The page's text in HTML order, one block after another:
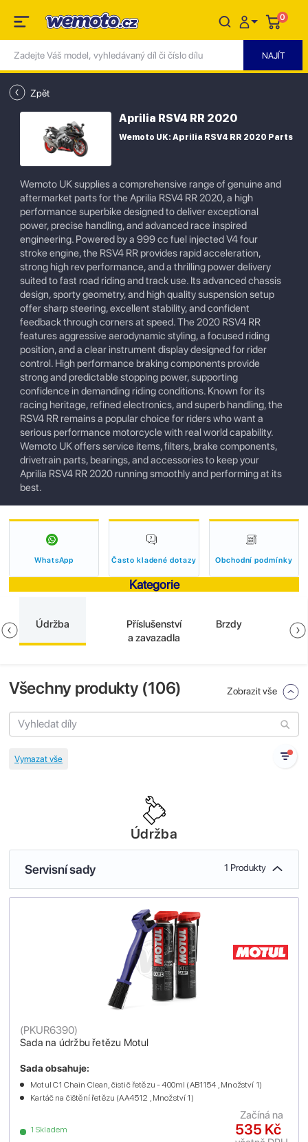
0
Zpět
Aprilia RSV4 RR 2020
Wemoto UK: Aprilia RSV4 RR 2020 Parts
Wemoto UK supplies a comprehensive range of genuine and
aftermarket parts for the Aprilia RSV4 RR 2020, a high
performance superbike designed to deliver exceptional
power, precise handling, and advanced race inspired
engineering. Powered by a 999 cc fuel injected V4 four
stroke engine, the RSV4 RR provides rapid acceleration,
strong high rev performance, and a thrilling power delivery
suited to fast road riding and track use. Its advanced chassis
design, sporty geometry, and high quality suspension setup
offer sharp steering, excellent stability, and confident
feedback through corners at speed. The 2020 RSV4 RR
features aggressive aerodynamic styling, a focused riding
position, and a clear instrument display designed for rider
control. High performance braking components provide
strong and predictable stopping power, supporting
confidence in demanding riding conditions. Known for its
racing heritage, refined electronics, and superb handling, the
RSV4 RR remains a popular choice for riders who want a
serious performance motorcycle with real world capability.
Wemoto UK offers service items, filters, brake components,
drivetrain parts, bearings, and accessories to keep your
Aprilia RSV4 RR 2020 running smoothly and performing at its
best.
WhatsApp Často kladené dotazy Obchodní podmínky
Kategorie
Údržba
Příslušenství
a zavazadla
Brzdy
Všechny produkty (106) Zobrazit vše
Údržba
Servisní sady 1 Produkty
Sada na údržbu řetězu Motul
(PKUR6390)
1 Skladem
Sada obsahuje:
Motul C1 Chain Clean, čistič řetězu - 400ml (AB1154 , Množství 1)
Kartáč na čištění řetězu (AA4512 , Množství 1)
535 Kč
Začíná na